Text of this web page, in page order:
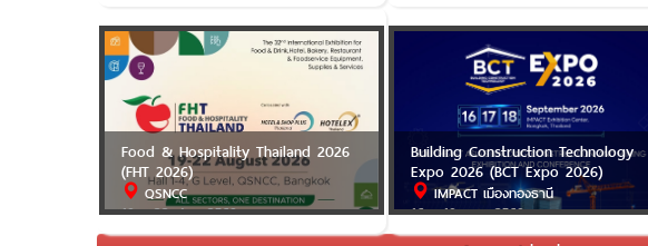
Food & Hospitality Thailand 2026
(FHT 2026)
QSNCC
19 - 22 ส.ค. 2569
Building Construction Technology
Expo 2026 (BCT Expo 2026)
IMPACT เมืองทองธานี
16 - 18 ก.ย. 2569